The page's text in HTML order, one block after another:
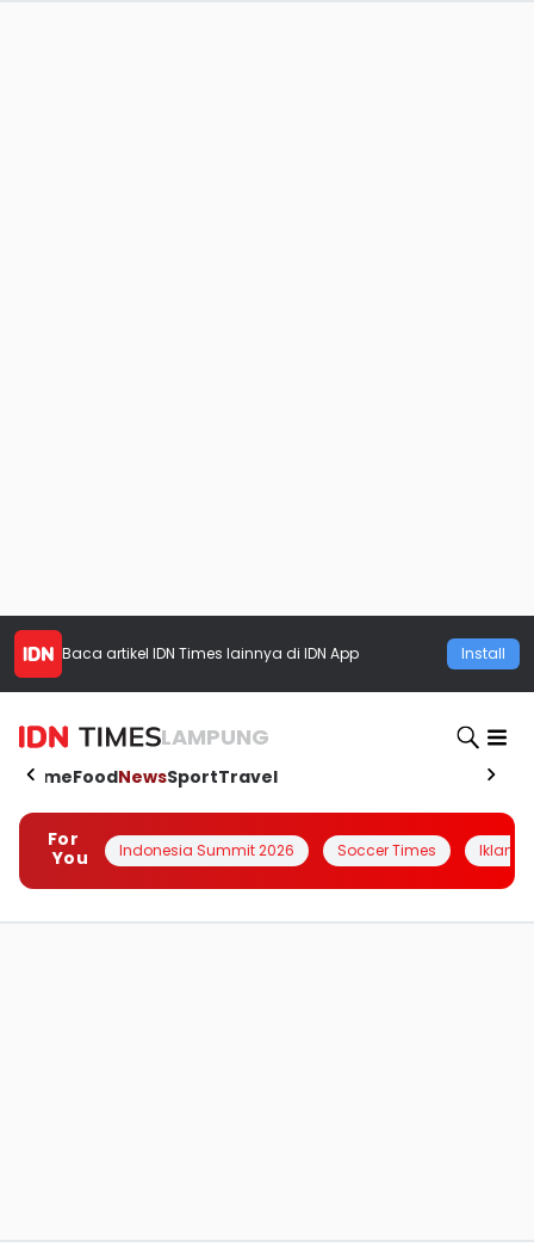
Baca artikel IDN Times lainnya di IDN App Install
LAMPUNG
HomeFoodNewsSportTravel
For
You
Indonesia Summit 2026 Soccer Times Iklanin